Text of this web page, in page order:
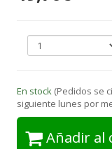
En stock (Pedidos se
siguiente lunes por
Añadir al